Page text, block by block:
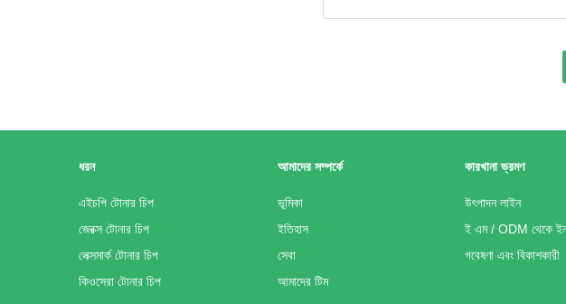
ধরন
এইচপি টোনার চিপ
জেরক্স টোনার চিপ
লেক্সমার্ক টোনার চিপ
কিওসেরা টোনার চিপ
আমাদের সম্পর্কে
ভূমিকা
ইতিহাস
সেবা
আমাদের টিম
কারখানা ভ্রমণ
উৎপাদন লাইন
ই এম / ODM থেকে
গবেষণা এবং বিকাশকারী